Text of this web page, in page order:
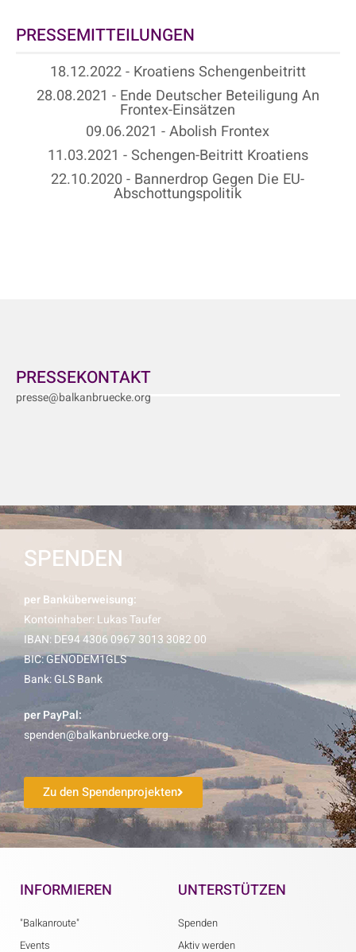
PRESSEMITTEILUNGEN
18.12.2022 - Kroatiens Schengenbeitritt
28.08.2021 - Ende Deutscher Beteiligung An
Frontex-Einsätzen
09.06.2021 - Abolish Frontex
11.03.2021 - Schengen-Beitritt Kroatiens
22.10.2020 - Bannerdrop Gegen Die EU-
Abschottungspolitik
PRESSEKONTAKT
presse@balkanbruecke.org
SPENDEN
per Banküberweisung:
Kontoinhaber: Lukas Taufer
IBAN: DE94 4306 0967 3013 3082 00
BIC: GENODEM1GLS
Bank: GLS Bank
per PayPal:
spenden@balkanbruecke.org
Zu den Spendenprojekten
INFORMIEREN
"Balkanroute"
Events
UNTERSTÜTZEN
Spenden
Aktiv werden